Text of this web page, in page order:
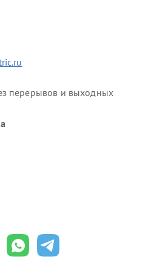
перерывов и выходных